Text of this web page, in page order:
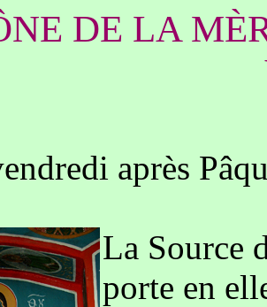
DE LA
après
La Source
porte en